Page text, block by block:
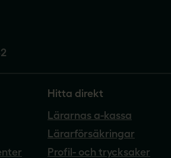
Hitta direkt
Lärarnas a-kassa
Lärarförsäkringar
Profil- och trycksaker